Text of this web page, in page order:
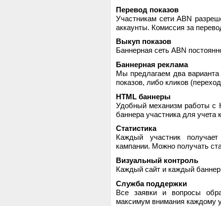
Перевод показов
Участникам сети ABN
аккаунты. Комиссия за
Выкуп показов
Баннерная сеть ABN
Баннерная реклама
Мы предлагаем два
показов, либо кликов
HTML баннеры
Удобный механизм работы с
баннера участника для
Статистика
Каждый участник
кампании. Можно получать
Визуальный контроль
Каждый сайт и каждый
Служба поддержки
Все заявки и вопросы
максимум внимания каждому